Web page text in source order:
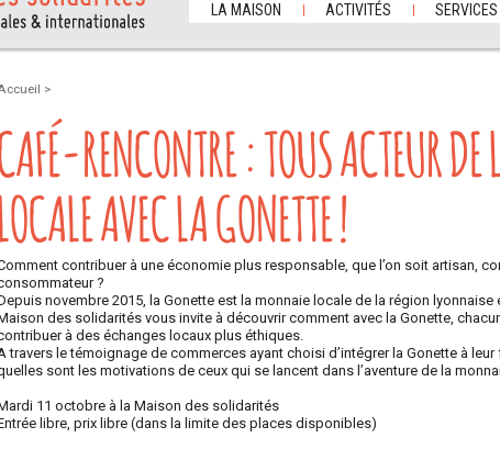
LA MAISON ACTIVITÉS SERVICES
>
RENCONTRE : TOUS ACTEUR DE
AVEC LA GONETTE !
contribuer à une économie plus responsable, que l’on soit artisan,
?
novembre 2015, la Gonette est la monnaie locale de la région lyonnaise
des solidarités vous invite à découvrir comment avec la Gonette,
à des échanges locaux plus éthiques.
travers le témoignage de commerces ayant choisi d’intégrer la Gonette à
sont les motivations de ceux qui se lancent dans l’aventure de la
11 octobre à la Maison des solidarités
libre, prix libre (dans la limite des places disponibles)